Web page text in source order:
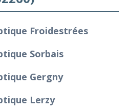
Froidestrées
Sorbais
Gergny
Lerzy